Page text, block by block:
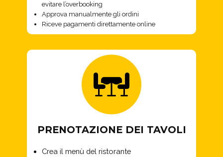
evitare l’overbooking
Approva manualmente gli ordini
Riceve pagamenti direttamente online
PRENOTAZIONE DEI TAVOLI
Crea il menù del ristorante